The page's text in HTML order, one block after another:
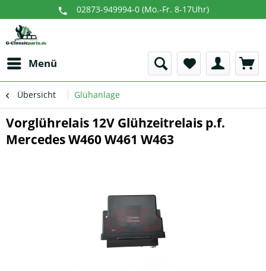
02873-949994-0 (Mo.-Fr. 8-17Uhr)
Menü
Übersicht Glühanlage
Vorglührelais 12V Glühzeitrelais p.f.
Mercedes W460 W461 W463